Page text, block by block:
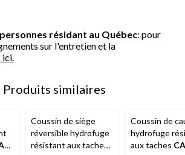
résidant au Québec: pour
sur l'entretien et la
Produits similaires
Coussin de siège
réversible hydrofuge
résistant aux taches
Coussin de
hydrofuge
aux taches